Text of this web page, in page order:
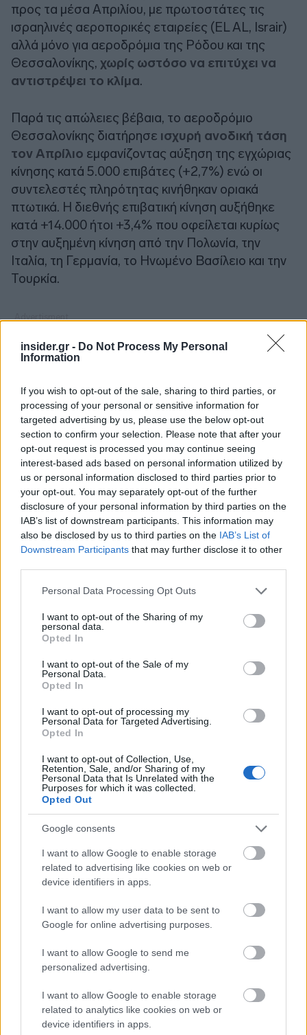
insider.gr - Do Not Process My Personal
Information
If you wish to opt-out of the sale, sharing to third parties, or
processing of your personal or sensitive information for
targeted advertising by us, please use the below opt-out
section to confirm your selection. Please note that after your
opt-out request is processed you may continue seeing
interest-based ads based on personal information utilized by
us or personal information disclosed to third parties prior to
your opt-out. You may separately opt-out of the further
disclosure of your personal information by third parties on the
IAB’s list of downstream participants. This information may
also be disclosed by us to third parties on the IAB’s List of
Downstream Participants that may further disclose it to other
Please note that this website/app uses one or more Google
not limited to your visit or usage behaviour. You may click to
grant or deny consent to Google and its third-party tags to
use your data for below specified purposes in below Google
consent section.
Personal Data Processing Opt Outs
I want to opt-out of the Sharing of my
personal data.
Opted In
I want to opt-out of the Sale of my
Personal Data.
Opted In
I want to opt-out of processing my
Personal Data for Targeted Advertising.
Opted In
I want to opt-out of Collection, Use,
Retention, Sale, and/or Sharing of my
Personal Data that Is Unrelated with the
Purposes for which it was collected.
Opted Out
Google consents
I want to allow Google to enable storage
related to advertising like cookies on web or
device identifiers in apps.
I want to allow my user data to be sent to
Google for online advertising purposes.
I want to allow Google to send me
personalized advertising.
I want to allow Google to enable storage
related to analytics like cookies on web or
device identifiers in apps.
προς τα μέσα Απριλίου, με πρωτοστάτες τις
ισραηλινές αεροπορικές εταιρείες (EL AL, Israir)
αλλά μόνο για αεροδρόμια της Ρόδου και της
Θεσσαλονίκης, χωρίς ωστόσο να επιτύχει να
αντιστρέψει το κλίμα.
Παρά τις απώλειες βέβαια, το αεροδρόμιο
Θεσσαλονίκης διατήρησε ισχυρή ανοδική τάση
τον Απρίλιο εμφανίζοντας αύξηση της εγχώριας
κίνησης κατά 5.000 επιβάτες (+2,7%) ενώ οι
συντελεστές πληρότητας κινήθηκαν οριακά
πτωτικά. Η διεθνής επιβατική κίνηση αυξήθηκε
κατά +14.000 ήτοι +3,4% που οφείλεται κυρίως
στην αυξημένη κίνηση από την Πολωνία, την
Ιταλία, τη Γερμανία, το Ηνωμένο Βασίλειο και την
Τουρκία.
Από τα 14 περιφερειακά αεροδρόμια
θέση βρέθηκε το αεροδρόμιο των Χανίωνόπου
εμφάνισε σημαντική αύξηση (+32.000 επιβάτες /
+26,4% έναντι του Απριλίου 2025), κυρίως χάρη
στην πρόωρη έναρξη πτήσεων προς το
Όμιλο easyJet και την Jet2.com, καθώς και από
την προσθήκη νέου δρομολογίου προς την
Κλείνει την «ψαλίδα» η Σαντορίνη
Όσον αφορά για το αεροδρόμιο της
Σαντορίνης φαίνεται να μετρά ακόμα απώλειες
από την περσινή συνθήκη της έντονης σεισμικής
δραστηριότητας επιτυγχάνοντας ωστόσο να